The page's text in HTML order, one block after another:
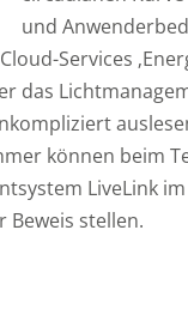
und
Services
das
können beim
LiveLink
Beweis stellen.